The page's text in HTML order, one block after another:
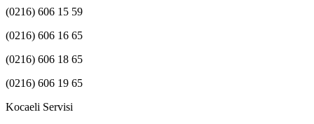
(0216) 606 15 59
(0216) 606 16 65
(0216) 606 18 65
(0216) 606 19 65
Kocaeli Servisi